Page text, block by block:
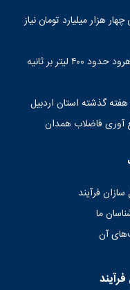
هزار میلیارد تومان نیاز
کمبود آب آشامیدنی شهرهای سمنان و شاهرود حدود ۴۰۰ لیتر بر ثانیه
گذشته استان اردبیل
آوری فاضلاب همدان
فرآیند
ما
آن